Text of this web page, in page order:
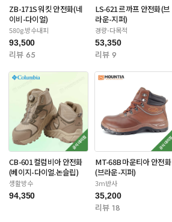
ZB-171S 워킷 안전화(네
이비-다이얼)
580g.방수내피
93,500
리뷰 65
LS-621 르까프 안전화(브
라운-지퍼)
경량-다목적
53,350
리뷰 9
CB-601 컬럼비아 안전화
(베이지-다이얼.논슬립)
생활방수
94,350
MT-68B 마운티아 안전화
(브라운-지퍼)
3m반사
35,200
리뷰 18